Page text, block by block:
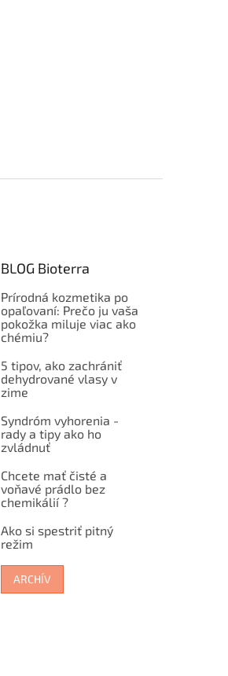
BLOG Bioterra
Prírodná kozmetika po
opaľovaní: Prečo ju vaša
pokožka miluje viac ako
chémiu?
5 tipov, ako zachrániť
dehydrované vlasy v
zime
Syndróm vyhorenia -
rady a tipy ako ho
zvládnuť
Chcete mať čisté a
voňavé prádlo bez
chemikálií ?
Ako si spestriť pitný
režim
ARCHÍV